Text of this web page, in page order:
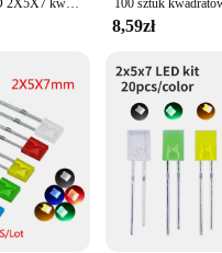
100 szt. Diody LED 2X5X7 kwadratowy 5-kolorowy zestaw diod elektroluminescencyjnych LED biały żółty czerwony zielony niebieski elektroniczny DIY
8,59zł